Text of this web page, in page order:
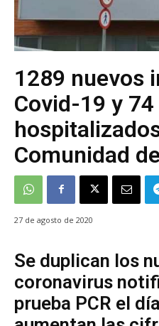
1289 nuevos
Covid-19 y
Comunidad
27 de agosto de 2020
Se duplican los
coronavirus
prueba PCR el